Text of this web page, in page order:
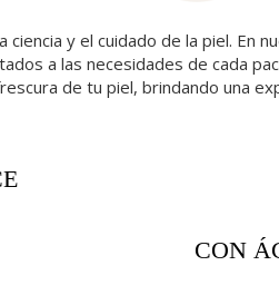
y el cuidado de la piel. En
a las necesidades de cada
de tu piel, brindando una
CON